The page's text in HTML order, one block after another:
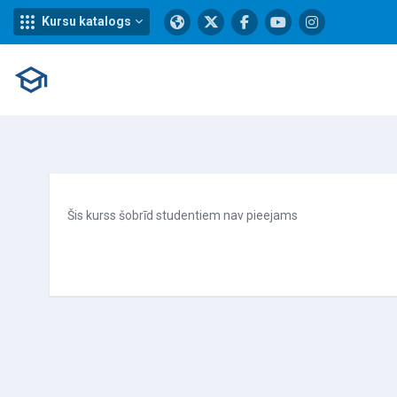
Kursu katalogs
Šis kurss šobrīd studentiem nav pieejams